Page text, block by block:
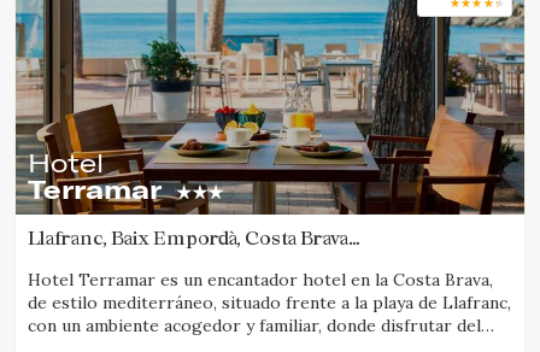
Hotel
Terramar
Llafranc, Baix Empordà, Costa Brava
Hotel Terramar es un encantador hotel en la Costa Brava,
de estilo mediterráneo, situado frente a la playa de Llafranc,
con un ambiente acogedor y familiar, donde disfrutar del